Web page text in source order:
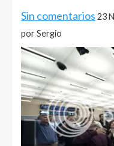
Sin comentarios 23
por Sergio